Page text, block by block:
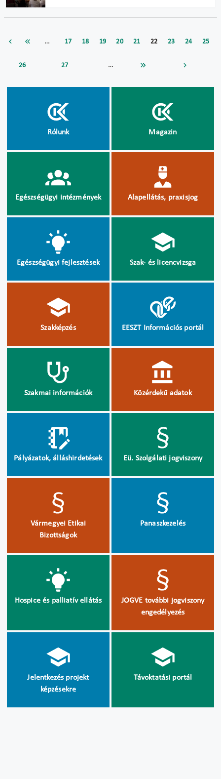
… 17 18 19 20 21 22 23 24 25
26 27 …
Rólunk Magazin
Egészségügyi intézmények Alapellátás, praxisjog
Egészségügyi fejlesztések Szak- és licencvizsga
Szakképzés EESZT Információs portál
Szakmai információk Közérdekű adatok
Pályázatok, álláshirdetések Eü. Szolgálati jogviszony
Vármegyei Etikai
Bizottságok
Panaszkezelés
Hospice és palliatív ellátás
JOGVE további jogviszony
engedélyezés
Jelentkezés projekt
képzésekre
Távoktatási portál